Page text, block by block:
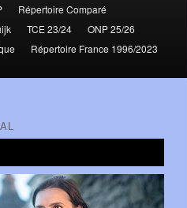
Répertoire Comparé
TCE 23/24
ONP 25/26
Répertoire France 1996/2023